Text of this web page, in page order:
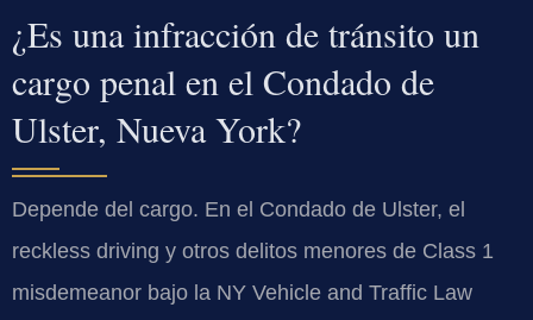
¿Es una infracción de tránsito un
cargo penal en el Condado de
Ulster, Nueva York?
Depende del cargo. En el Condado de Ulster, el
reckless driving y otros delitos menores de Class 1
misdemeanor bajo la NY Vehicle and Traffic Law